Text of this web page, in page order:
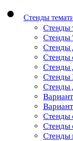
Стенды
Стенды
Стенды
Стенды
Стенды
Стенды
Стенды
Стенды
Стенды